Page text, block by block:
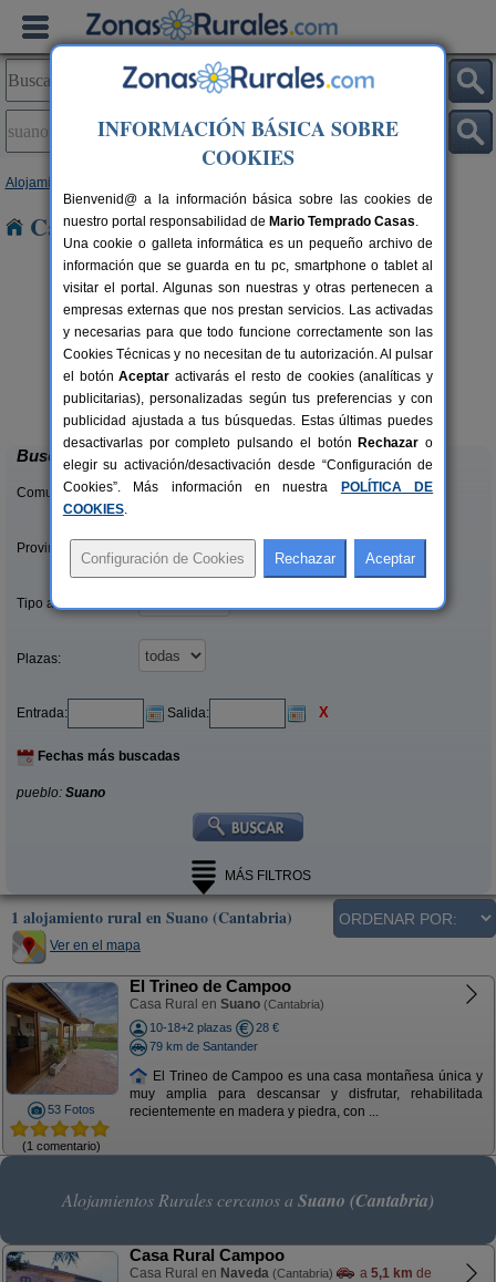
Alojamientos
Casas Rurales en Suano
33+1 pers.
desde24 €
Casa Rural Campoo
Naveda (Cantabria)
Buscar
Comunidades:
Provincias/Islas:
Tipo alquiler:
Plazas:
Entrada: Salida: X
Fechas más buscadas
pueblo: Suano
MÁS FILTROS
1 alojamiento rural en Suano (Cantabria)
Ver en el mapa
53 Fotos
(1 comentario)
El Trineo de Campoo
Casa Rural en Suano (Cantabria)
10-18+2 plazas
28 €
79 km de Santander
El Trineo de Campoo es una casa montañesa única y
muy amplia para descansar y disfrutar, rehabilitada
recientemente en madera y piedra, con ...
Alojamientos Rurales cercanos a Suano (Cantabria)
Casa Rural Campoo
Casa Rural en Naveda (Cantabria) a 5,1 km de
INFORMACIÓN BÁSICA SOBRE
COOKIES
Bienvenid@ a la información básica sobre las cookies de
nuestro portal responsabilidad de Mario Temprado Casas.
Una cookie o galleta informática es un pequeño archivo de
información que se guarda en tu pc, smartphone o tablet al
visitar el portal. Algunas son nuestras y otras pertenecen a
empresas externas que nos prestan servicios. Las activadas
y necesarias para que todo funcione correctamente son las
Cookies Técnicas y no necesitan de tu autorización. Al pulsar
el botónAceptar activarás el resto de cookies (analíticas y
publicitarias), personalizadas según tus preferencias y con
publicidad ajustada a tus búsquedas. Estas últimas puedes
desactivarlas por completo pulsando el botón Rechazar o
elegir su activación/desactivación desde “Configuración de
Cookies”. Más información en nuestra
POLÍTICA DE
COOKIES.